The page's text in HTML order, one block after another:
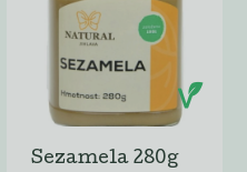
Sezamela 280g